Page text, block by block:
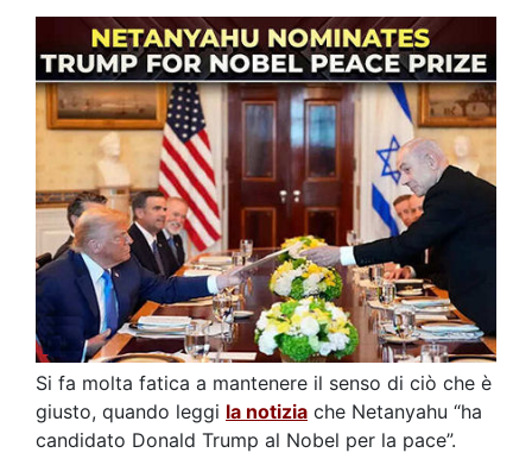
Si fa molta fatica a mantenere il senso di ciò che è
giusto, quando leggi la notizia che Netanyahu “ha
candidato Donald Trump al Nobel per la pace”.